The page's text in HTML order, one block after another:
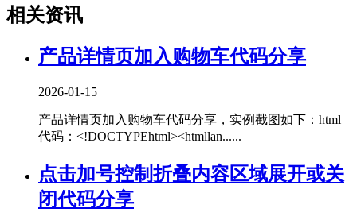
相关资讯
产品详情页加入购物车代码分享
2026-01-15
产品详情页加入购物车代码分享，实例截图如下：html
代码：<!DOCTYPEhtml><htmllan......
点击加号控制折叠内容区域展开或关
闭代码分享